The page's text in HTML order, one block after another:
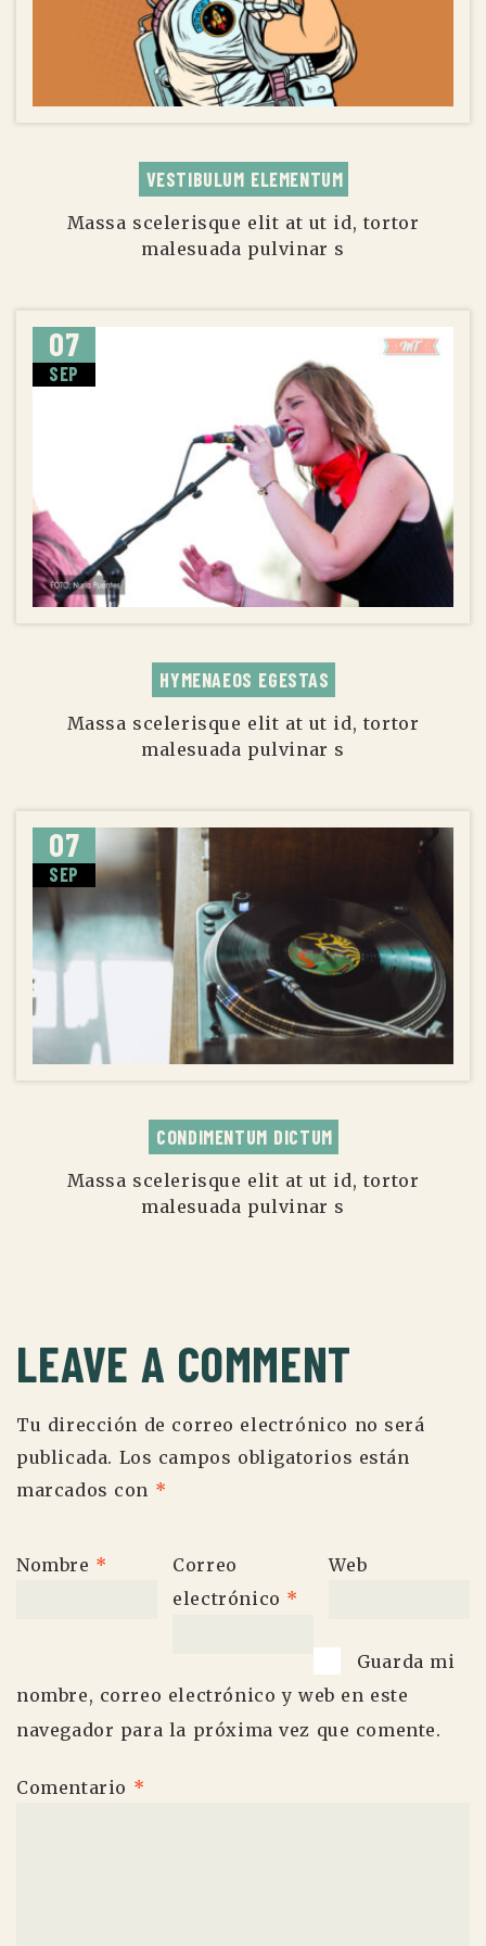
VESTIBULUM ELEMENTUM
Massa scelerisque elit at ut id, tortor
malesuada pulvinar s
07
SEP
HYMENAEOS EGESTAS
Massa scelerisque elit at ut id, tortor
malesuada pulvinar s
07
SEP
CONDIMENTUM DICTUM
Massa scelerisque elit at ut id, tortor
malesuada pulvinar s
LEAVE A COMMENT
Tu dirección de correo electrónico no será
publicada. Los campos obligatorios están
marcados con *
Nombre *
Correo
electrónico *
Web
Guarda mi
nombre, correo electrónico y web en este
navegador para la próxima vez que comente.
Comentario *